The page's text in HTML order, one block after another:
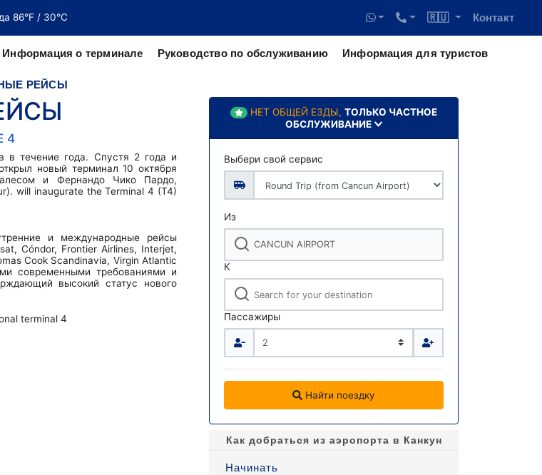
86°F / 30°C 🇷🇺 Контакт
Информация о терминале Руководство по обслуживанию Информация для туристов
РЕЙСЫ
4
в течение года. Спустя 2 года и
новый терминал 10 октября
и Фернандо Чико Пардо,
will inaugurate the Terminal 4 (T4)
и международные рейсы
Cóndor, Frontier Airlines, Interjet,
Cook Scandinavia, Virgin Atlantic
современными требованиями и
высокий статус нового
НЕТ ОБЩЕЙ ЕЗДЫ, ТОЛЬКО ЧАСТНОЕ
ОБСЛУЖИВАНИЕ
Выбери свой сервис
Из
К
Пассажиры
Найти поездку
Как добраться из аэропорта в Канкун
Начинать